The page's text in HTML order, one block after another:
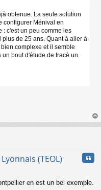
obtenue. La seule solution
configurer Ménival en
: c'est un peu comme les
de 25 ans. Quant à aller à
complexe et il semble
bout d'étude de tracé un
au
(TEOL)
en est un bel exemple.